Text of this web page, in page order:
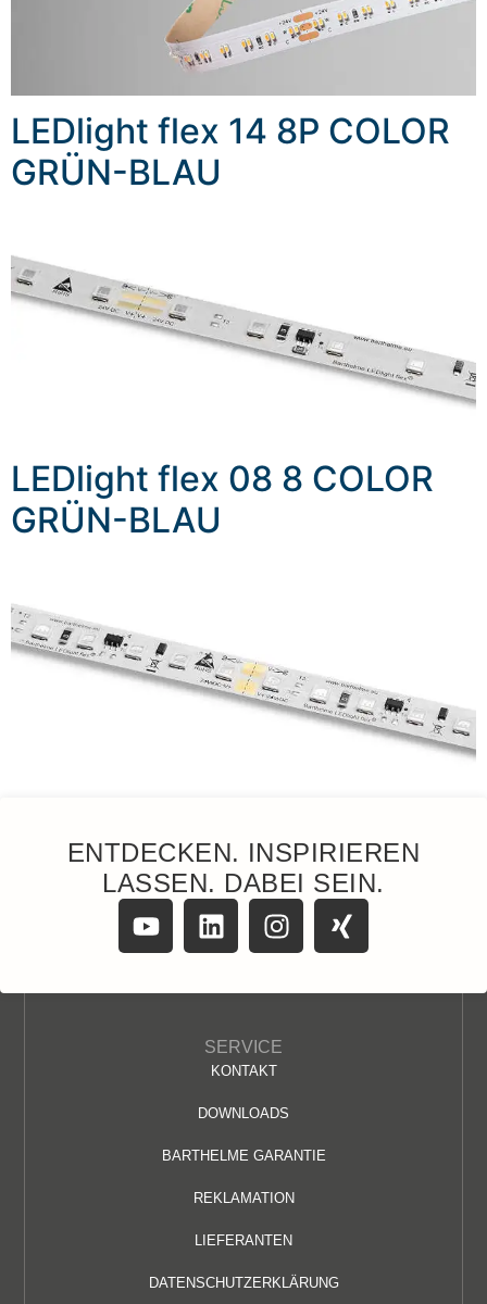
LEDlight flex 14 8P COLOR
GRÜN-BLAU
LEDlight flex 08 8 COLOR
GRÜN-BLAU
ENTDECKEN. INSPIRIEREN
LASSEN. DABEI SEIN.
SERVICE
KONTAKT
DOWNLOADS
BARTHELME GARANTIE
REKLAMATION
LIEFERANTEN
DATENSCHUTZERKLÄRUNG